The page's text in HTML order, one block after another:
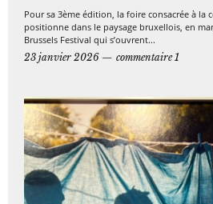
Pour sa 3ème édition, la foire consacrée à la
positionne dans le paysage bruxellois, en
Brussels Festival qui s’ouvrent...
23 janvier 2026
commentaire 1